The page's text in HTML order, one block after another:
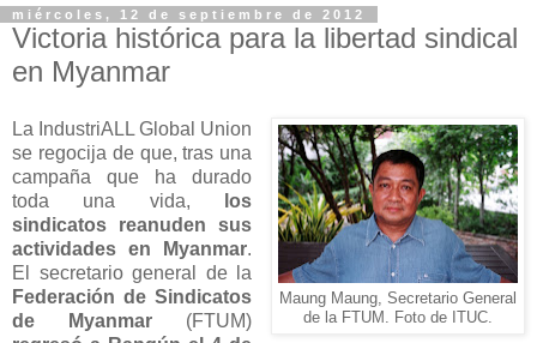
miércoles, 12 de septiembre de 2012
Victoria histórica para la libertad sindical
en Myanmar
Maung Maung, Secretario General
de la FTUM. Foto de ITUC.
La IndustriALL Global Union
se regocija de que, tras una
campaña que ha durado
toda una vida,
los
sindicatos reanuden sus
actividades en Myanmar.
El secretario general de la
Federación de Sindicatos
de Myanmar (FTUM)